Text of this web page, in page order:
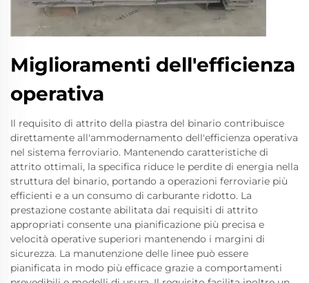
Miglioramenti dell'efficienza
operativa
Il requisito di attrito della piastra del binario contribuisce
direttamente all'ammodernamento dell'efficienza operativa
nel sistema ferroviario. Mantenendo caratteristiche di
attrito ottimali, la specifica riduce le perdite di energia nella
struttura del binario, portando a operazioni ferroviarie più
efficienti e a un consumo di carburante ridotto. La
prestazione costante abilitata dai requisiti di attrito
appropriati consente una pianificazione più precisa e
velocità operative superiori mantenendo i margini di
sicurezza. La manutenzione delle linee può essere
pianificata in modo più efficace grazie a comportamenti